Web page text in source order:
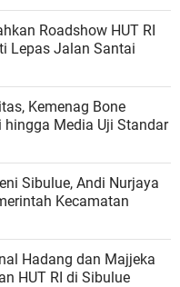
Roadshow HUT RI
Lepas Jalan Santai
Kemenag Bone
hingga Media Uji Standar
Sibulue, Andi Nurjaya
Kecamatan
Hadang dan Majjeka
HUT RI di Sibulue